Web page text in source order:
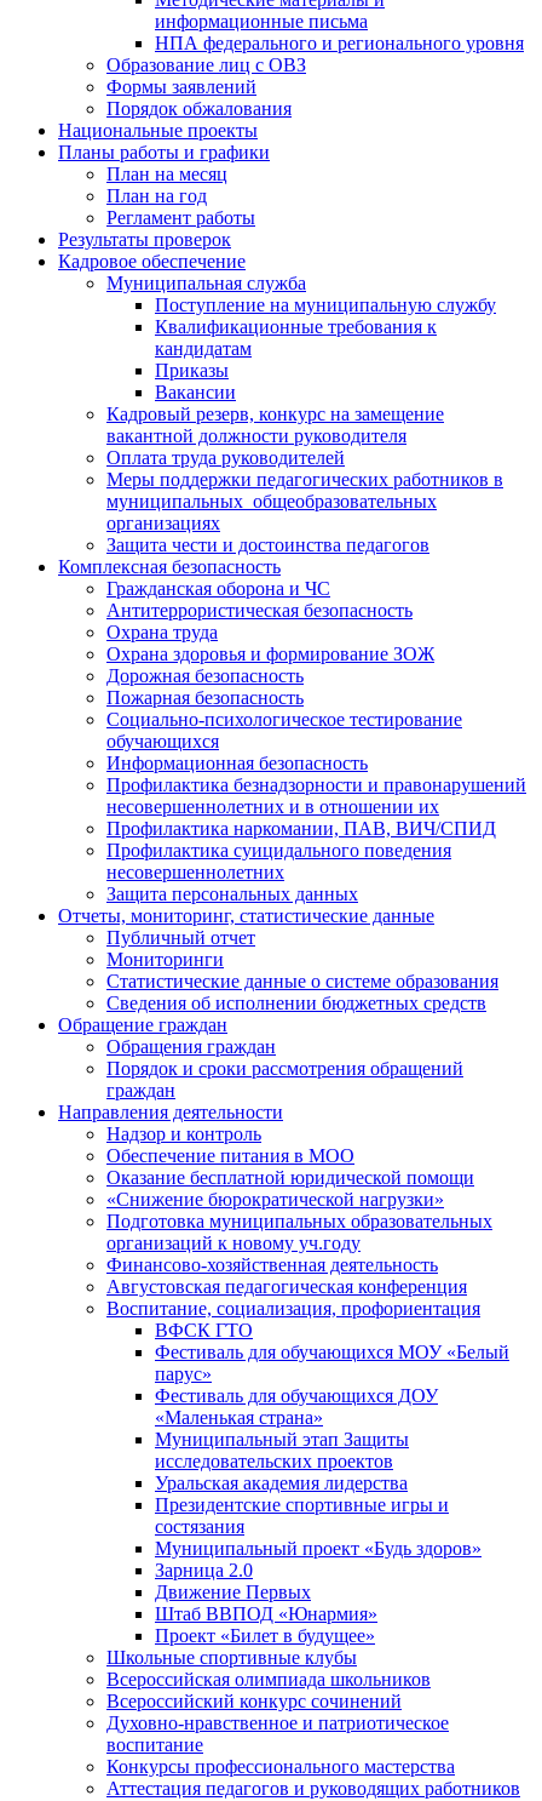
информационные письма
НПА федерального и регионального уровня
Образование лиц с ОВЗ
Формы заявлений
Порядок обжалования
Национальные проекты
Планы работы и графики
План на месяц
План на год
Регламент работы
Результаты проверок
Кадровое обеспечение
Муниципальная служба
Поступление на муниципальную службу
Квалификационные требования к
кандидатам
Приказы
Вакансии
Кадровый резерв, конкурс на замещение
вакантной должности руководителя
Оплата труда руководителей
Меры поддержки педагогических работников в
муниципальных общеобразовательных
организациях
Защита чести и достоинства педагогов
Комплексная безопасность
Гражданская оборона и ЧС
Антитеррористическая безопасность
Охрана труда
Охрана здоровья и формирование ЗОЖ
Дорожная безопасность
Пожарная безопасность
Социально-психологическое тестирование
обучающихся
Информационная безопасность
Профилактика безнадзорности и правонарушений
несовершеннолетних и в отношении их
Профилактика наркомании, ПАВ, ВИЧ/СПИД
Профилактика суицидального поведения
несовершеннолетних
Защита персональных данных
Отчеты, мониторинг, статистические данные
Публичный отчет
Мониторинги
Статистические данные о системе образования
Сведения об исполнении бюджетных средств
Обращение граждан
Обращения граждан
Порядок и сроки рассмотрения обращений
граждан
Направления деятельности
Надзор и контроль
Обеспечение питания в МОО
Оказание бесплатной юридической помощи
«Снижение бюрократической нагрузки»
Подготовка муниципальных образовательных
организаций к новому уч.году
Финансово-хозяйственная деятельность
Августовская педагогическая конференция
Воспитание, социализация, профориентация
ВФСК ГТО
Фестиваль для обучающихся МОУ «Белый
парус»
Фестиваль для обучающихся ДОУ
«Маленькая страна»
Муниципальный этап Защиты
исследовательских проектов
Уральская академия лидерства
Президентские спортивные игры и
состязания
Муниципальный проект «Будь здоров»
Зарница 2.0
Движение Первых
Штаб ВВПОД «Юнармия»
Проект «Билет в будущее»
Школьные спортивные клубы
Всероссийская олимпиада школьников
Всероссийский конкурс сочинений
Духовно-нравственное и патриотическое
воспитание
Конкурсы профессионального мастерства
Аттестация педагогов и руководящих работников